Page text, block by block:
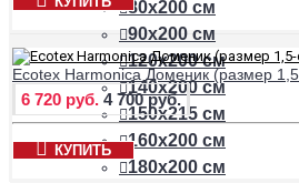
80х200 см
90х200 см
120х200 см
140х200 см
150х215 см
160х200 см
180х200 см
Ecotex Harmonica Доменик (размер
6 720 руб. 4 700 руб.
КУПИТЬ